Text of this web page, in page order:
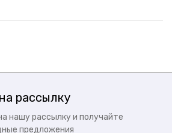
рассылку
нашу рассылку и получайте
предложения